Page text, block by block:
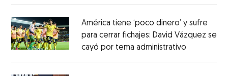
América tiene ‘poco dinero’ y sufre
para cerrar fichajes: David Vázquez se
cayó por tema administrativo